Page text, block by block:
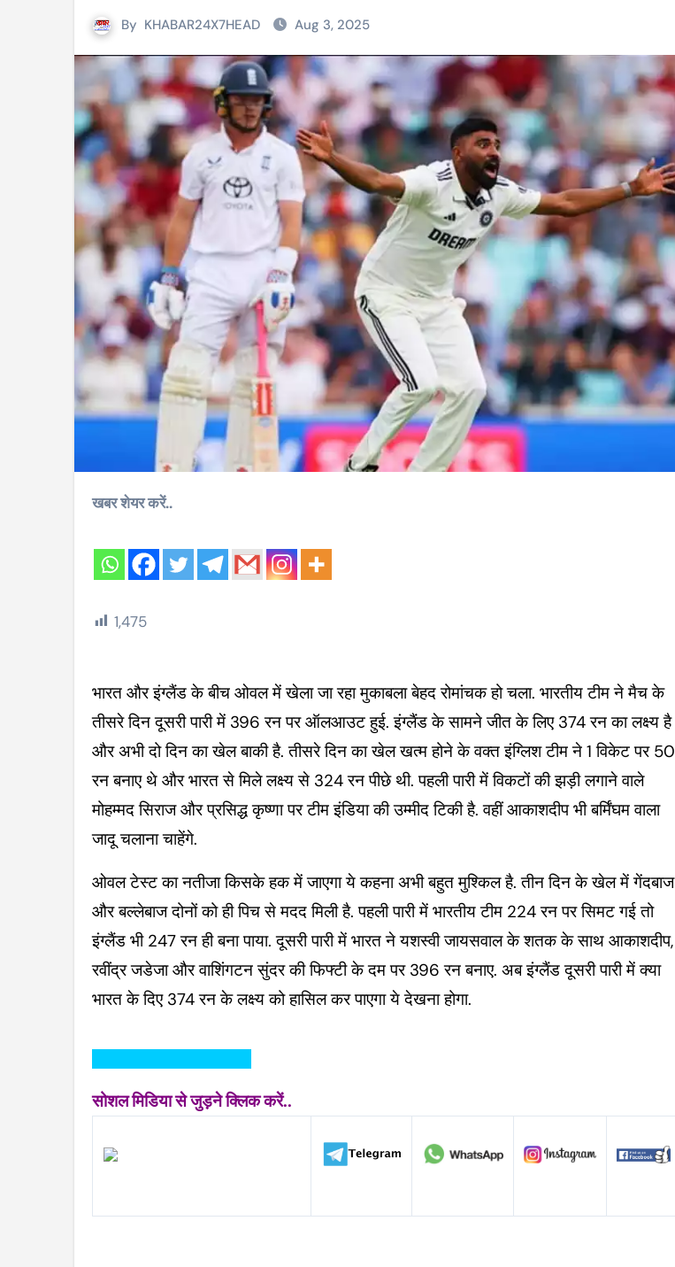
By KHABAR24X7HEAD Aug 3, 2025
खबर शेयर करें..
1,475
भारत और इंग्लैंड के बीच ओवल में खेला जा रहा मुकाबला बेहद रोमांचक हो चला. भारतीय टीम ने मैच के
तीसरे दिन दूसरी पारी में 396 रन पर ऑलआउट हुई. इंग्लैंड के सामने जीत के लिए 374 रन का लक्ष्य है
और अभी दो दिन का खेल बाकी है. तीसरे दिन का खेल खत्म होने के वक्त इंग्लिश टीम ने 1 विकेट पर 50
रन बनाए थे और भारत से मिले लक्ष्य से 324 रन पीछे थी. पहली पारी में विकटों की झड़ी लगाने वाले
मोहम्मद सिराज और प्रसिद्ध कृष्णा पर टीम इंडिया की उम्मीद टिकी है. वहीं आकाशदीप भी बर्मिंघम वाला
जादू चलाना चाहेंगे.
ओवल टेस्ट का नतीजा किसके हक में जाएगा ये कहना अभी बहुत मुश्किल है. तीन दिन के खेल में गेंदबाज
और बल्लेबाज दोनों को ही पिच से मदद मिली है. पहली पारी में भारतीय टीम 224 रन पर सिमट गई तो
इंग्लैंड भी 247 रन ही बना पाया. दूसरी पारी में भारत ने यशस्वी जायसवाल के शतक के साथ आकाशदीप,
रवींद्र जडेजा और वाशिंगटन सुंदर की फिफ्टी के दम पर 396 रन बनाए. अब इंग्लैंड दूसरी पारी में क्या
भारत के दिए 374 रन के लक्ष्य को हासिल कर पाएगा ये देखना होगा.
सोशल मिडिया से जुड़ने क्लिक करें..